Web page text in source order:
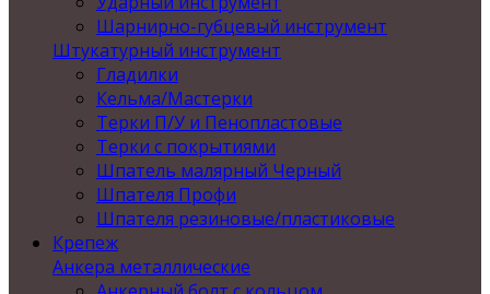
Шарнирно-губцевый инструмент
Штукатурный инструмент
Гладилки
Кельма/Мастерки
Терки П/У и Пенопластовые
Терки с покрытиями
Шпатель малярный Черный
Шпателя Профи
Шпателя резиновые/пластиковые
Крепеж
Анкера металлические